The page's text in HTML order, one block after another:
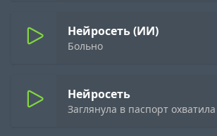
Нейросеть (ИИ)
Больно
Нейросеть
Заглянула в паспорт